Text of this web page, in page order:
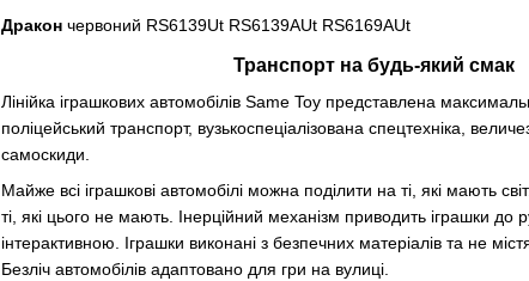
Дракон червоний RS6139Ut RS6139AUt RS6169AUt
Транспорт на будь-який смак
Лінійка іграшкових автомобілів Same Toy представлена
поліцейський транспорт, вузькоспеціалізована спецтехніка,
самоскиди.
Майже всі іграшкові автомобілі можна поділити на ті, які мають
ті, які цього не мають. Інерційний механізм приводить іграшки до
інтерактивною. Іграшки виконані з безпечних матеріалів та не
Безліч автомобілів адаптовано для гри на вулиці.